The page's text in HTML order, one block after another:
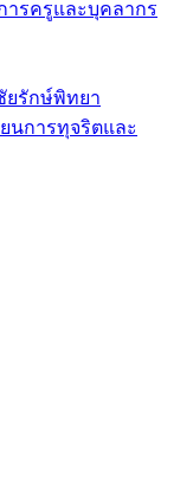
ารครูและบุคลากร
ยรักษ์พิทยา
ยนการทุจริตและ